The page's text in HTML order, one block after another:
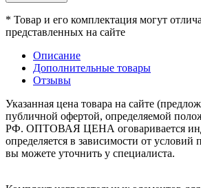
* Товар и его комплектация могут
представленных на сайте
Описание
Дополнительные товары
Отзывы
Указанная цена товара на сайте
публичной офертой, определяемой
РФ. ОПТОВАЯ ЦЕНА оговаривается
определяется в зависимости от условий
вы можете уточнить у специалиста.